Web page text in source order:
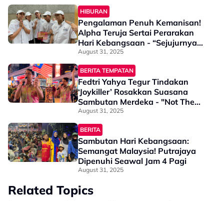
HIBURAN
Pengalaman Penuh Kemanisan!
Alpha Teruja Sertai Perarakan
Hari Kebangsaan - “Sejujurnya
Vibe Yang Diberikan…”
August 31, 2025
BERITA TEMPATAN
Fedtri Yahya Tegur Tindakan
‘Joykiller’ Rosakkan Suasana
Sambutan Merdeka - "Not The
Right Time & Place"
August 31, 2025
BERITA
Sambutan Hari Kebangsaan:
Semangat Malaysia! Putrajaya
Dipenuhi Seawal Jam 4 Pagi
August 31, 2025
Related Topics